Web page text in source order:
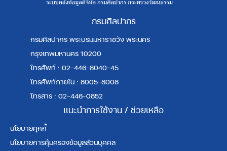
กรมศิลปากร
กรมศิลปากร พระบรมมหาราชวัง พระนคร
กรุงเทพมหานคร 10200
โทรศัพท์ : 02-446-8040-45
โทรศัพท์ภายใน : 8005-8008
โทรสาร : 02-446-0852
แนะนำการใช้งาน / ช่วยเหลือ
นโยบายคุกกี้
นโยบายการคุ้มครองข้อมูลส่วนบุคคล